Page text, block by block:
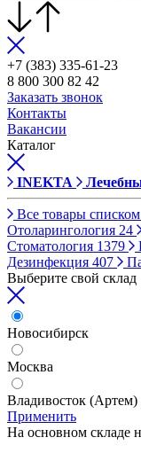
+7 (383) 335-61-23
8 800 300 82 42
Заказать звонок
Контакты
Вакансии
Каталог
INEKTA
Все товары списком
Отоларингология 24
Стоматология 1379
Дезинфекция 407
Выберите свой склад
Новосибирск
Москва
Владивосток (Артем)
Применить
На основном складе